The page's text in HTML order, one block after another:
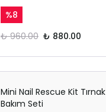
%8
₺ 960.00 ₺ 880.00
Mini Nail Rescue Kit Tırnak
Bakım Seti